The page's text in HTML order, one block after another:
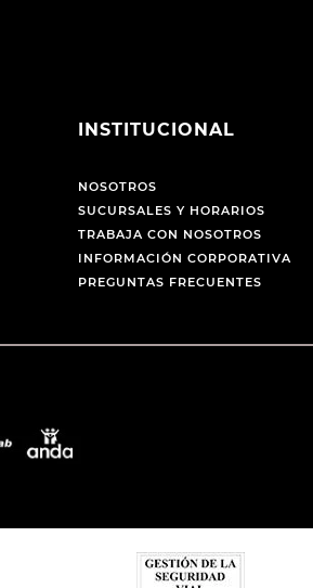
INSTITUCIONAL
NOSOTROS
SUCURSALES Y HORARIOS
TRABAJA CON NOSOTROS
INFORMACIÓN CORPORATIVA
PREGUNTAS FRECUENTES